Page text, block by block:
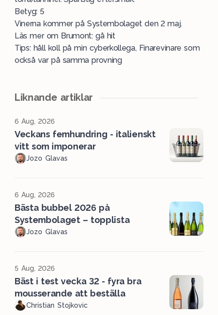
Betyg: 5
Vinerna kommer på Systembolaget den 2 maj.
Läs mer om Brumont: gå hit
Tips: håll koll på min cyberkollega, Finarevinare som
också var på samma provning
Liknande artiklar
6 Aug, 2026
Veckans femhundring - italienskt
vitt som imponerar
Jozo Glavas
6 Aug, 2026
Bästa bubbel 2026 på
Systembolaget – topplista
Jozo Glavas
5 Aug, 2026
Bäst i test vecka 32 - fyra bra
mousserande att beställa
Christian Stojkovic